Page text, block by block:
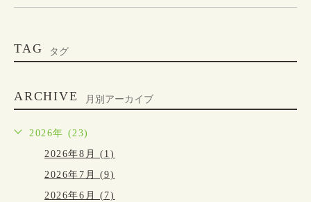
TAG タグ
ARCHIVE 月別アーカイブ
2026年 (23)
2026年8月 (1)
2026年7月 (9)
2026年6月 (7)